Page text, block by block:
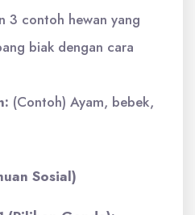
3 contoh hewan yang
biak dengan cara
(Contoh) Ayam, bebek,
Sosial)